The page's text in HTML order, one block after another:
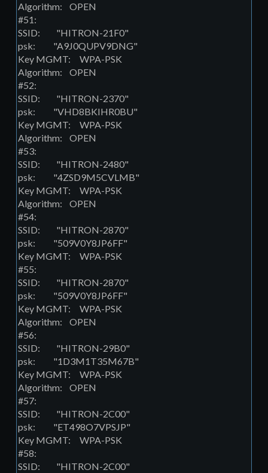
Algorithm: OPEN
#51:
SSID: "HITRON-21F0"
psk: "A9J0QUPV9DNG"
Key MGMT: WPA-PSK
Algorithm: OPEN
#52:
SSID: "HITRON-2370"
psk: "VHD8BKIHR0BU"
Key MGMT: WPA-PSK
Algorithm: OPEN
#53:
SSID: "HITRON-2480"
psk: "4ZSD9M5CVLMB"
Key MGMT: WPA-PSK
Algorithm: OPEN
#54:
SSID: "HITRON-2870"
psk: "509V0Y8JP6FF"
Key MGMT: WPA-PSK
#55:
SSID: "HITRON-2870"
psk: "509V0Y8JP6FF"
Key MGMT: WPA-PSK
Algorithm: OPEN
#56:
SSID: "HITRON-29B0"
psk: "1D3M1T35M67B"
Key MGMT: WPA-PSK
Algorithm: OPEN
#57:
SSID: "HITRON-2C00"
psk: "ET498O7VPSJP"
Key MGMT: WPA-PSK
#58:
SSID: "HITRON-2C00"